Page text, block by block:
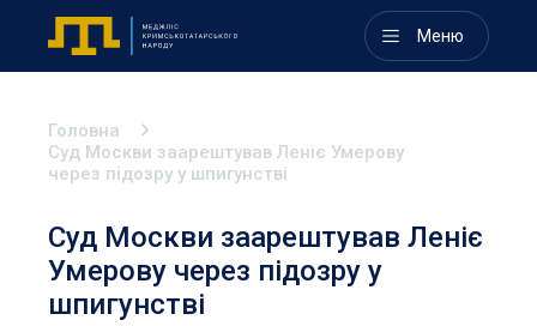
Меню
Головна
Суд Москви заарештував Леніє Умерову
через підозру у шпигунстві
Суд Москви заарештував Леніє
Умерову через підозру у
шпигунстві